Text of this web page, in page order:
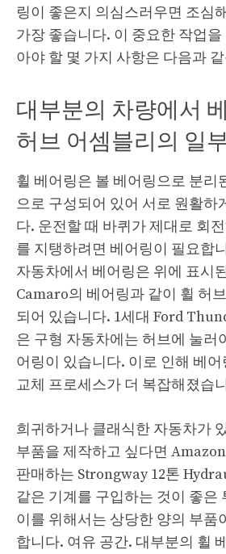
링이 좋은지 의심스러우면 조심
가장 좋습니다. 이 중요한 작업
아야 할 몇 가지 사항은 다음과
대부분의 차량에서
허브 어셈블리의 일
휠 베어링은 볼 베어링으로 ​​분리
으로 구성되어 있어 서로 원활하
다. 운전할 때 바퀴가 제대로 회
를 지탱하려면 베어링이 필요합
자동차에서 베어링은 위에 표시
Camaro의 베어링과 같이 휠 허
되어 있습니다. 1세대 Ford
은 구형 자동차에는 허브에 눌러
어링이 있습니다. 이로 인해 베
교체 프로세스가 더 복잡해졌습
희귀하거나 클래식한 자동차가
부품을 제작하고 싶다면
판매하는 Strongway 12톤
같은 기계를 구입하는 것이 좋은
이를 위해서는 상당한 양의 부품
합니다. 여유 공간. 대부분의 휠